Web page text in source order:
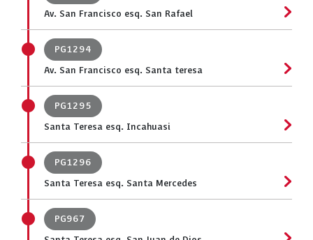
Av. San Francisco esq. San Rafael
PG1294
Av. San Francisco esq. Santa teresa
PG1295
Santa Teresa esq. Incahuasi
PG1296
Santa Teresa esq. Santa Mercedes
PG967